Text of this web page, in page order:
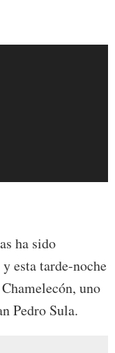
ha sido
esta tarde-noche
uno
Pedro Sula.